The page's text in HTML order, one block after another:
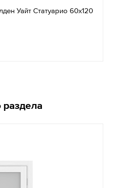
Уайт Статуарио 60x120
раздела